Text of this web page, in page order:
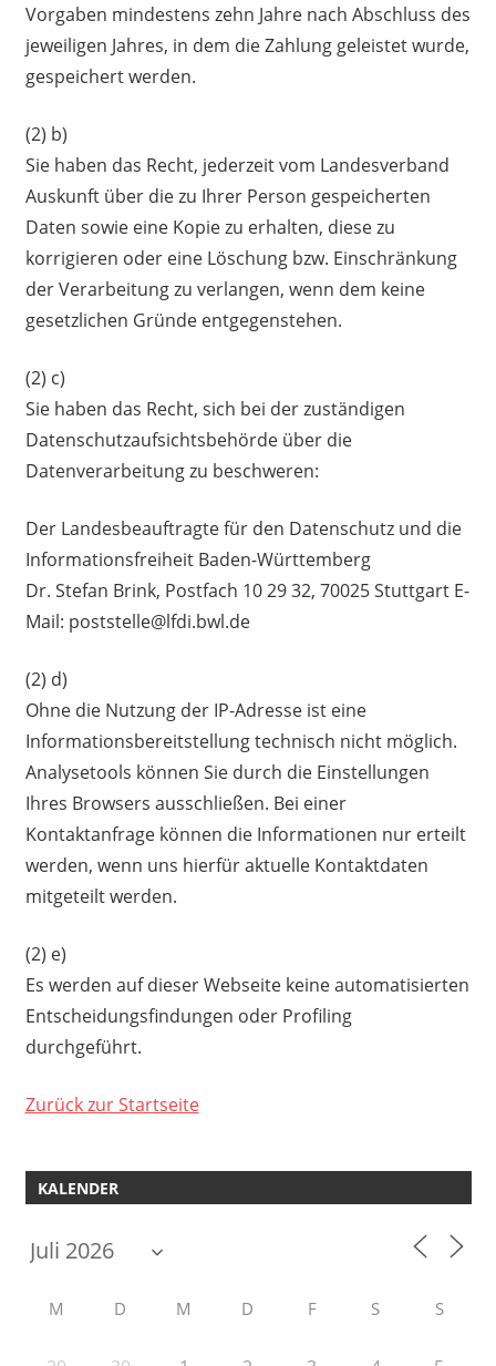
Vorgaben mindestens zehn Jahre nach Abschluss des
jeweiligen Jahres, in dem die Zahlung geleistet wurde,
gespeichert werden.
(2) b)
Sie haben das Recht, jederzeit vom Landesverband
Auskunft über die zu Ihrer Person gespeicherten
Daten sowie eine Kopie zu erhalten, diese zu
korrigieren oder eine Löschung bzw. Einschränkung
der Verarbeitung zu verlangen, wenn dem keine
gesetzlichen Gründe entgegenstehen.
(2) c)
Sie haben das Recht, sich bei der zuständigen
Datenschutzaufsichtsbehörde über die
Datenverarbeitung zu beschweren:
Der Landesbeauftragte für den Datenschutz und die
Informationsfreiheit Baden-Württemberg
Dr. Stefan Brink, Postfach 10 29 32, 70025 Stuttgart E-
Mail: poststelle@lfdi.bwl.de
(2) d)
Ohne die Nutzung der IP-Adresse ist eine
Informationsbereitstellung technisch nicht möglich.
Analysetools können Sie durch die Einstellungen
Ihres Browsers ausschließen. Bei einer
Kontaktanfrage können die Informationen nur erteilt
werden, wenn uns hierfür aktuelle Kontaktdaten
mitgeteilt werden.
(2) e)
Es werden auf dieser Webseite keine automatisierten
Entscheidungsfindungen oder Profiling
durchgeführt.
Zurück zur Startseite
KALENDER
M D M D F S S